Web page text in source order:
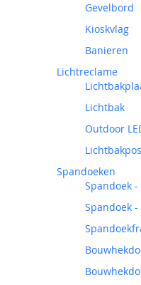
Gevelbord
Kioskvlag
Banieren
Lichtreclame
Lichtbak
Outdoor
Spandoeken
Spandoek
Spandoek